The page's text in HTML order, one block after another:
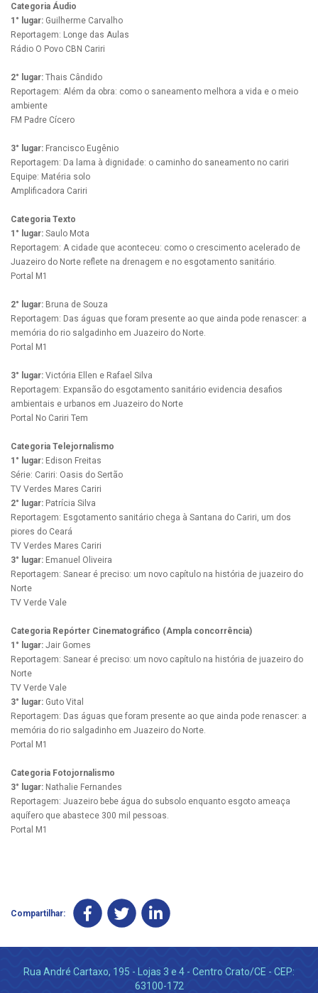
Categoria Áudio
1° lugar: Guilherme Carvalho
Reportagem: Longe das Aulas
Rádio O Povo CBN Cariri
2° lugar: Thais Cândido
Reportagem: Além da obra: como o saneamento melhora a vida e o meio
ambiente
FM Padre Cícero
3° lugar: Francisco Eugênio
Reportagem: Da lama à dignidade: o caminho do saneamento no cariri
Equipe: Matéria solo
Amplificadora Cariri
Categoria Texto
1° lugar: Saulo Mota
Reportagem: A cidade que aconteceu: como o crescimento acelerado de
Juazeiro do Norte reflete na drenagem e no esgotamento sanitário.
Portal M1
2° lugar: Bruna de Souza
Reportagem: Das águas que foram presente ao que ainda pode renascer: a
memória do rio salgadinho em Juazeiro do Norte.
Portal M1
3° lugar: Victória Ellen e Rafael Silva
Reportagem: Expansão do esgotamento sanitário evidencia desafios
ambientais e urbanos em Juazeiro do Norte
Portal No Cariri Tem
Categoria Telejornalismo
1° lugar: Edison Freitas
Série: Cariri: Oasis do Sertão
TV Verdes Mares Cariri
2° lugar: Patrícia Silva
Reportagem: Esgotamento sanitário chega à Santana do Cariri, um dos
piores do Ceará
TV Verdes Mares Cariri
3° lugar: Emanuel Oliveira
Reportagem: Sanear é preciso: um novo capítulo na história de juazeiro do
Norte
TV Verde Vale
Categoria Repórter Cinematográfico (Ampla concorrência)
1° lugar: Jair Gomes
Reportagem: Sanear é preciso: um novo capítulo na história de juazeiro do
Norte
TV Verde Vale
3° lugar: Guto Vital
Reportagem: Das águas que foram presente ao que ainda pode renascer: a
memória do rio salgadinho em Juazeiro do Norte.
Portal M1
Categoria Fotojornalismo
3° lugar: Nathalie Fernandes
Reportagem: Juazeiro bebe água do subsolo enquanto esgoto ameaça
aquífero que abastece 300 mil pessoas.
Portal M1
Compartilhar:
Rua André Cartaxo, 195 - Lojas 3 e 4 - Centro Crato/CE - CEP:
63100-172